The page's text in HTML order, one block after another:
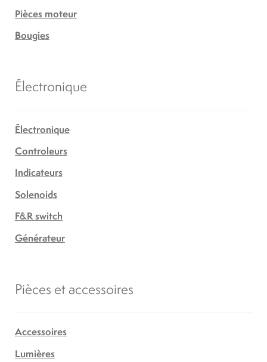
Pièces moteur
Bougies
Électronique
Électronique
Controleurs
Indicateurs
Solenoids
F&R switch
Générateur
Pièces et accessoires
Accessoires
Lumières